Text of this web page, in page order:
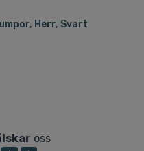
Herr, Svart
oss